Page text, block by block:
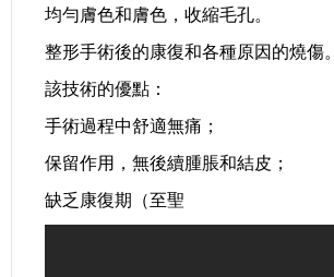
均勻膚色和膚色，收縮毛孔。
整形手術後的康復和各種原因的燒傷。
該技術的優點：
手術過程中舒適無痛；
保留作用，無後續腫脹和結皮；
缺乏康復期（至聖